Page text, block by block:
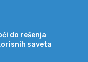
do rešenja
saveta